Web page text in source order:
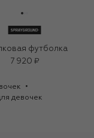
футболка
7 920 ₽
девочек